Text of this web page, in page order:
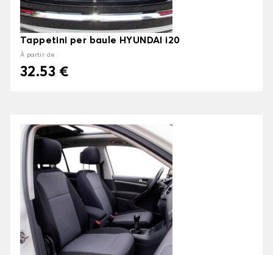
Tappetini per baule HYUNDAI i20
À partir de
32.53 €